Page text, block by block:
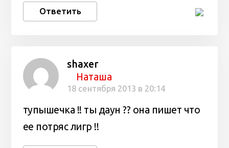
Ответить
shaxer
Наташа
18 сентября 2013 в 20:14
тупышечка !! ты даун ?? она пишет что
ее потряс лигр !!